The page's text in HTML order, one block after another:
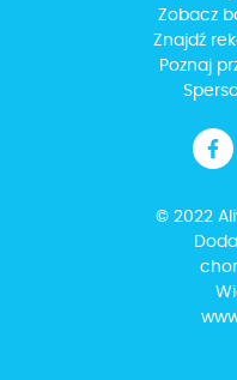
Zobacz
Znajdź
Poznaj
© 2022